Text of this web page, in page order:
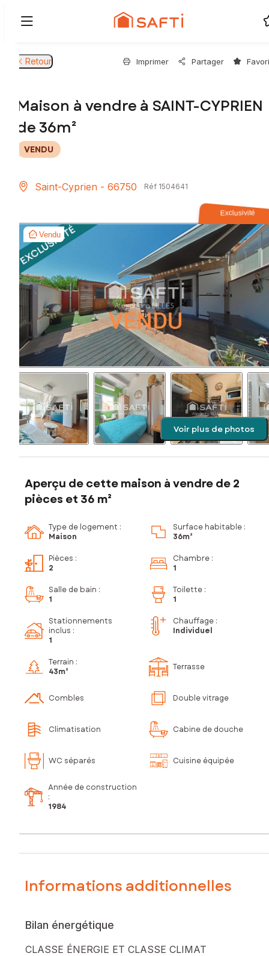
Retour Imprimer Partager
Maison à vendre à SAINT-CYPRIEN
de 36m²
VENDU
Saint-Cyprien - 66750 Réf 1504641
Exclusivité
Vendu
Voir plus de photos
Aperçu de cette maison à vendre de 2
pièces et 36 m²
Type de logement :
Maison
Surface habitable :
36m²
Pièces :
2
Chambre :
1
Salle de bain :
1
Toilette :
1
Stationnements
inclus :
1
Chauffage :
Individuel
Terrain :
43m²
Terrasse
Combles Double vitrage
Climatisation Cabine de douche
WC séparés Cuisine équipée
Année de construction
:
1984
Informations additionnelles
Bilan énergétique
CLASSE ÉNERGIE ET CLASSE CLIMAT